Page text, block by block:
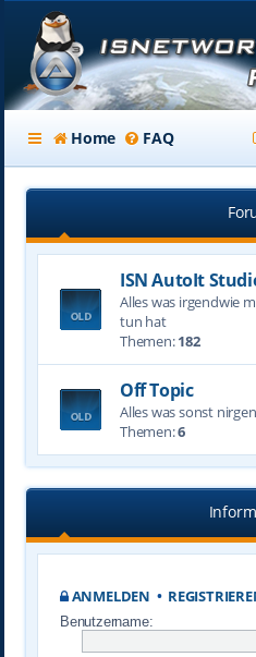
Home FAQ
ISN AutoIt
Alles was irgendwie
tun hat
Themen:182
Off Topic
Alles was sonst
Themen:6
ANMELDEN •
Benutzername: